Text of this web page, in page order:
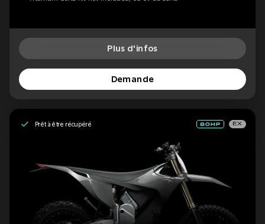
Plus d'infos
Demande
Prêt à être récupéré EX